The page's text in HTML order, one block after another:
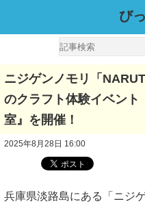
び
ニジゲンノモリ「
のクラフト体験イベント
室』を開催！
2025年8月28日 16:00
兵庫県淡路島にある「ニジ